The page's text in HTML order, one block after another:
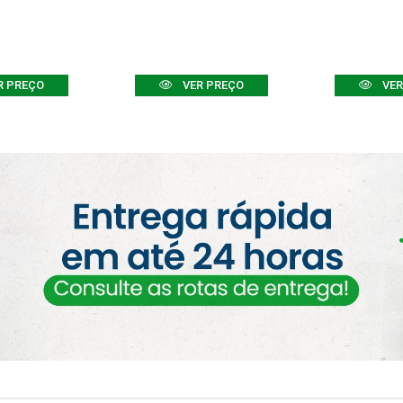
PREÇO VER PREÇO